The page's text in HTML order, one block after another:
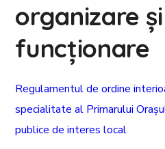
organizare și
funcționare
Regulamentul de ordine
specialitate al Primarului
publice de interes local